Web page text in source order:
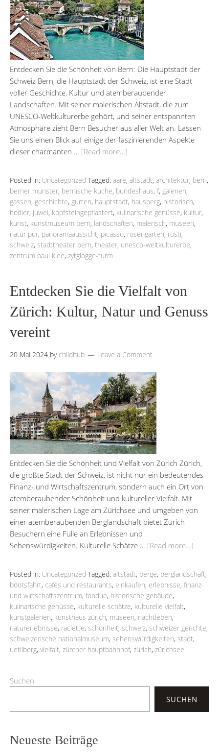
Entdecken Sie die Schönheit von Bern: Die Hauptstadt der
Schweiz Bern, die Hauptstadt der Schweiz, ist eine Stadt
voller Geschichte, Kultur und atemberaubender
Landschaften. Mit seiner malerischen Altstadt, die zum
UNESCO-Weltkulturerbe gehört, und seiner entspannten
Atmosphäre zieht Bern Besucher aus aller Welt an. Lassen
Sie uns einen Blick auf einige der faszinierenden Aspekte
dieser charmanten … [Read more…]
Posted in: Uncategorized Tagged: aare, altstadt, architektur, bern,
berner münster, bernische küche, bundeshaus, f, galerien,
gassen, geschichte, gurten, hauptstadt, hausberg, historisch,
hodler, juwel, kopfsteingepflastert, kulinarische genüsse, kultur,
kunst, kunstmuseum bern, landschaften, malerisch, museen,
natur pur, panoramaaussicht, picasso, rosengarten, rösti,
schweiz, stadttheater bern, theater, unesco-weltkulturerbe,
zentrum paul klee, zytglogge-turm
Entdecken Sie die Vielfalt von
Zürich: Kultur, Natur und Genuss
vereint
20 Mai 2024 by childhub Leave a Comment
Entdecken Sie die Schönheit und Vielfalt von Zürich Zürich,
die größte Stadt der Schweiz, ist nicht nur ein bedeutendes
Finanz- und Wirtschaftszentrum, sondern auch ein Ort von
atemberaubender Schönheit und kultureller Vielfalt. Mit
seiner malerischen Lage am Zürichsee und umgeben von
einer atemberaubenden Berglandschaft bietet Zürich
Besuchern eine Fülle an Erlebnissen und
Sehenswürdigkeiten. Kulturelle Schätze … [Read more…]
Posted in: Uncategorized Tagged: altstadt, berge, berglandschaft,
bootsfahrt, cafés und restaurants, einkaufen, erlebnisse, finanz-
und wirtschaftszentrum, fondue, historische gebäude,
kulinarische genüsse, kulturelle schätze, kulturelle vielfalt,
kunstgalerien, kunsthaus zürich, museen, nachtleben,
naturerlebnisse, raclette, schönheit, schweiz, schweizer gerichte,
schweizerische nationalmuseum, sehenswürdigkeiten, stadt,
uetliberg, vielfalt, zürcher hauptbahnhof, zürich, zürichsee
Suchen
SUCHEN
Neueste Beiträge